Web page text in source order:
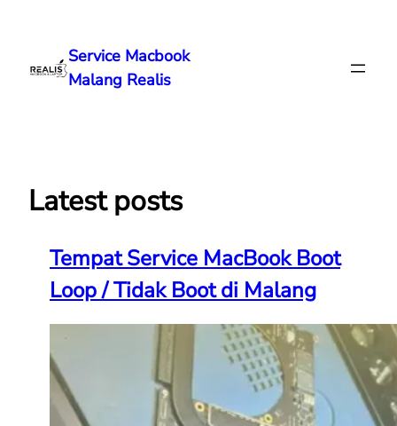
Service Macbook
Malang Realis
Latest posts
Tempat Service MacBook Boot
Loop / Tidak Boot di Malang